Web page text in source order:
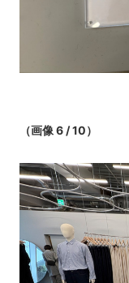
（画像 6 / 10）